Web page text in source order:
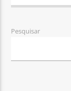
Pesquisar